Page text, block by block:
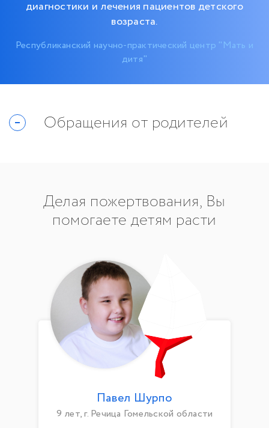
диагностики и лечения пациентов детского
возраста.
Республиканский научно-практический центр "Мать и
дитя"
Обращения от родителей
Делая пожертвования, Вы
помогаете детям расти
Павел Шурпо
9 лет, г. Речица Гомельской области